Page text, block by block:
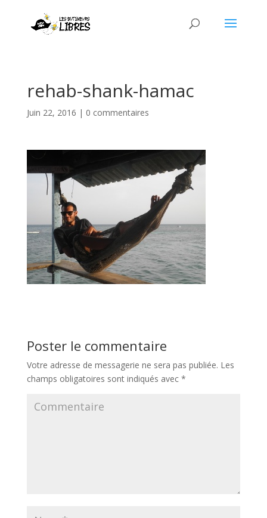
rehab-shank-hamac
Juin 22, 2016 | 0 commentaires
Poster le commentaire
Votre adresse de messagerie ne sera pas publiée. Les
champs obligatoires sont indiqués avec *